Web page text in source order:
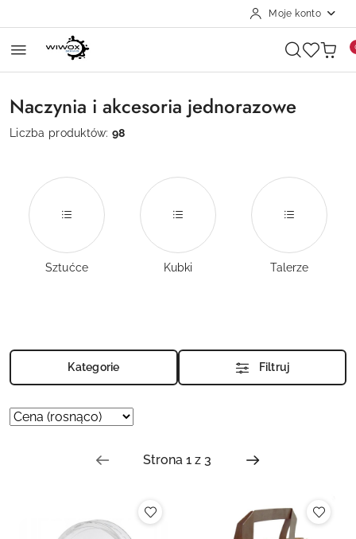
Moje konto
Naczynia i akcesoria jednorazowe
Liczba produktów:98
Sztućce Kubki Talerze
Kategorie Filtruj
Zastosowano
Sortuj